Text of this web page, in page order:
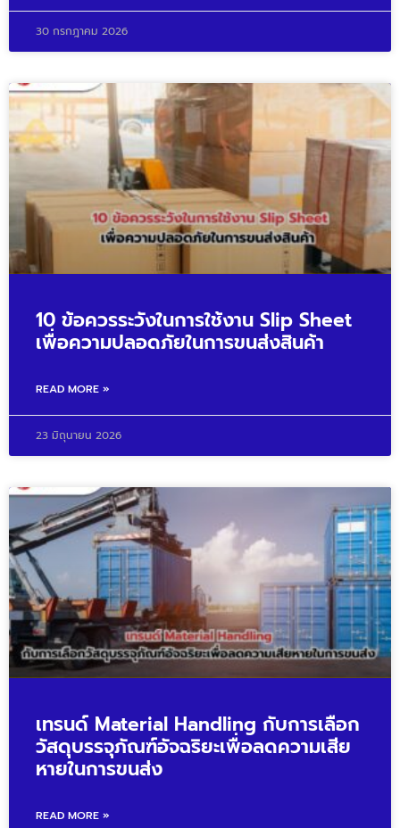
30 กรกฎาคม 2026
10 ข้อควรระวังในการใช้งาน Slip Sheet
เพื่อความปลอดภัยในการขนส่งสินค้า
READ MORE »
23 มิถุนายน 2026
เทรนด์ Material Handling กับการเลือก
วัสดุบรรจุภัณฑ์อัจฉริยะเพื่อลดความเสีย
หายในการขนส่ง
READ MORE »